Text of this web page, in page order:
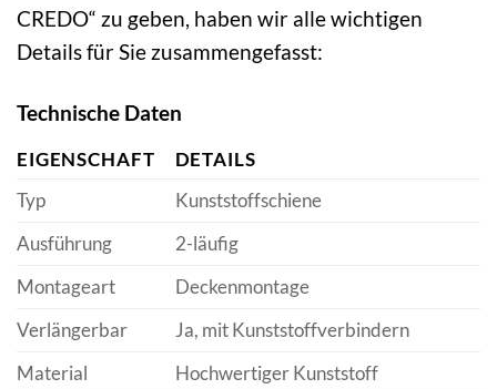
CREDO“ zu geben, haben wir alle wichtigen
Details für Sie zusammengefasst:
Technische Daten
EIGENSCHAFT
DETAILS
Typ
Kunststoffschiene
Ausführung
2-läufig
Montageart
Deckenmontage
Verlängerbar
Ja, mit Kunststoffverbindern
Material
Hochwertiger Kunststoff